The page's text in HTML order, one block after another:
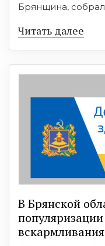
Брянщина,
Читать далее
В Брянской
вскармливания